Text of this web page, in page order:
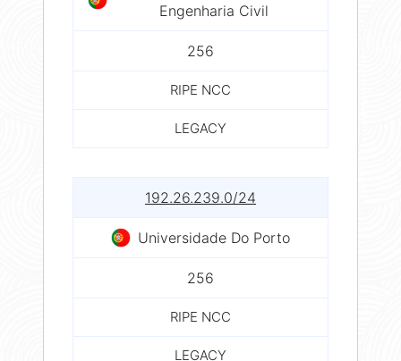
Engenharia Civil
256
RIPE NCC
LEGACY
192.26.239.0/24
Universidade Do Porto
256
RIPE NCC
LEGACY